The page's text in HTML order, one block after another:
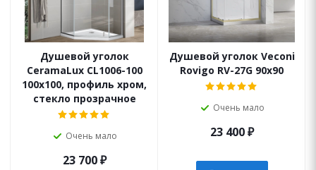
Душевой уголок
CeramaLux CL1006-100
100x100, профиль хром,
стекло прозрачное
Очень мало
23 700₽
Душевой уголок Veconi
Rovigo RV-27G 90x90
Очень мало
23 400₽